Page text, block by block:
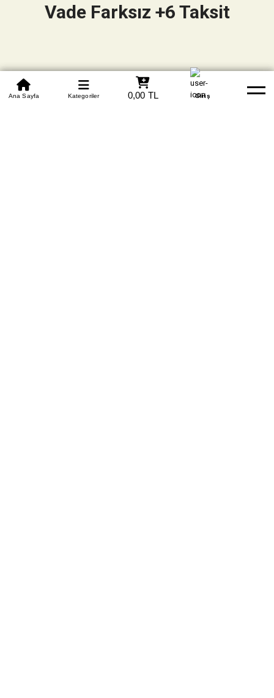
0850 305 09 70
Beden Tablosu Banka Hesapları Whatsapp Yardım
Ana Sayfa Kategoriler 0,00 TL Giriş
Vade Farksız +6 Taksit